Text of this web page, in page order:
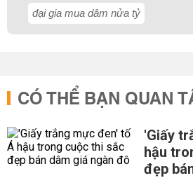
đại gia mua dâm nửa tỷ
CÓ THỂ BẠN QUAN
'Giấy
hậu
đẹp